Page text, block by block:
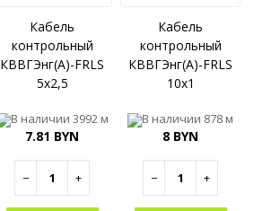
Кабель
контрольный
КВВГЭнг(A)-FRLS
5x2,5
В наличии 3992 м
7.81 BYN
− +
Кабель
контрольный
КВВГЭнг(A)-FRLS
10x1
В наличии 878 м
8 BYN
− +